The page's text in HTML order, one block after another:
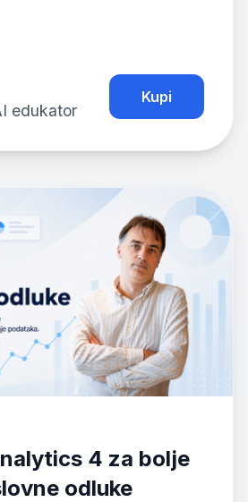
edukator
Kupi
4 za bolje
odluke